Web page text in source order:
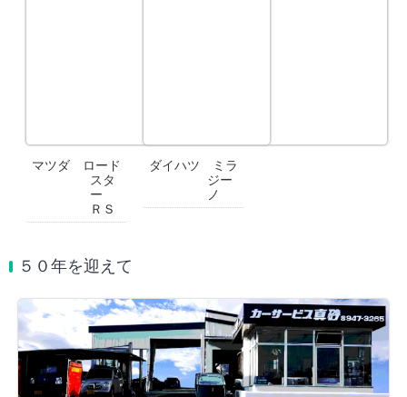
マツダ ロード
スタ
ー
ＲＳ
ダイハツ ミラ
ジー
ノ
５０年を迎えて